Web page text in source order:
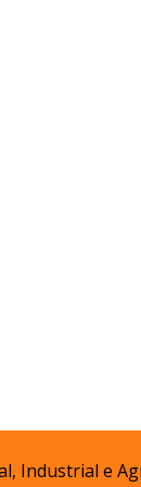
Industrial e